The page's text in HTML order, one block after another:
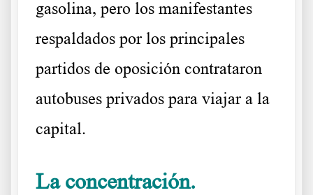
gasolina, pero los manifestantes
respaldados por los principales
partidos de oposición contrataron
autobuses privados para viajar a la
capital.
La concentración.